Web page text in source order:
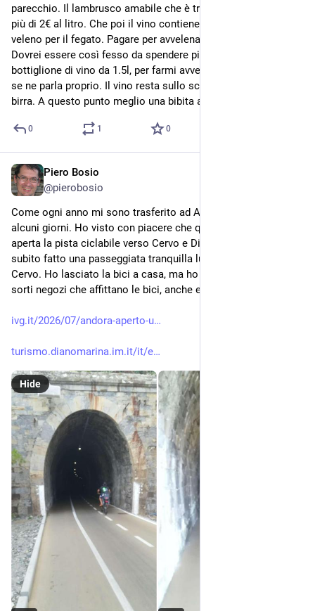
parecchio. Il lambrusco amabile che è tra i miei preferiti costa
più di 2€ al litro. Che poi il vino contiene alcool e l'alcool è un
veleno per il fegato. Pagare per avvelenarmi? Ma non esiste.
Dovrei essere così fesso da spendere più di 3€ per un
bottiglione di vino da 1.5l, per farmi avvelenare il fegato? Non
se ne parla proprio. Il vino resta sullo scaffale. Così anche la
birra. A questo punto meglio una bibita analcolica.
0 1 0
Piero Bosio
@pierobosio
Come ogni anno mi sono trasferito ad Andora in Liguria, per
alcuni giorni. Ho visto con piacere che quest'anno è stata
aperta la pista ciclabile verso Cervo e Diano Marina. Ho
subito fatto una passeggiata tranquilla lungo la costa fino a
Cervo. Ho lasciato la bici a casa, ma ho visto che qui sono
sorti negozi che affittano le bici, anche elettriche.
ivg.it/2026/07/andora-aperto-u
turismo.dianomarina.im.it/it/e
Hide